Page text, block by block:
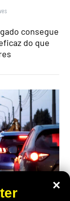
consegue
do que
×